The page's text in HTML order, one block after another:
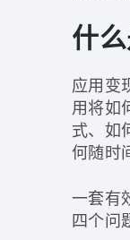
什
应用变
用将如
式、如
何随时
一套有
四个问